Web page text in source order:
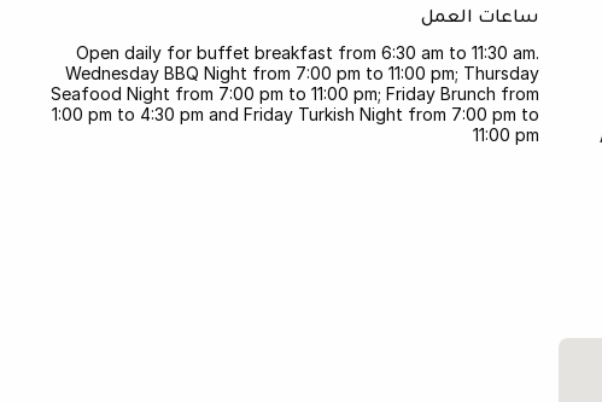
ساعات العمل
Open daily for buffet breakfast from 6:30 am to 11:30 am.
Wednesday BBQ Night from 7:00 pm to 11:00 pm; Thursday
Seafood Night from 7:00 pm to 11:00 pm; Friday Brunch from
1:00 pm to 4:30 pm and Friday Turkish Night from 7:00 pm to
11:00 pm